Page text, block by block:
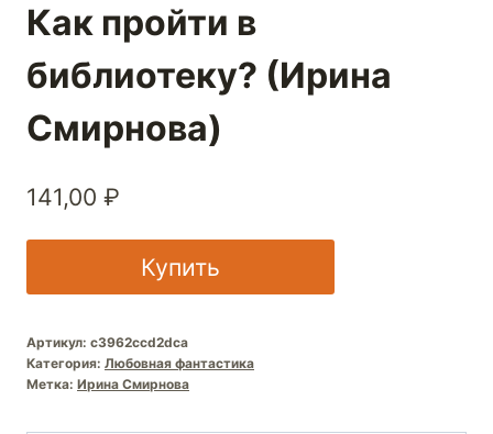
Как пройти в
библиотеку? (Ирина
Смирнова)
141,00 ₽
Купить
Артикул: c3962ccd2dca
Категория: Любовная фантастика
Метка: Ирина Смирнова